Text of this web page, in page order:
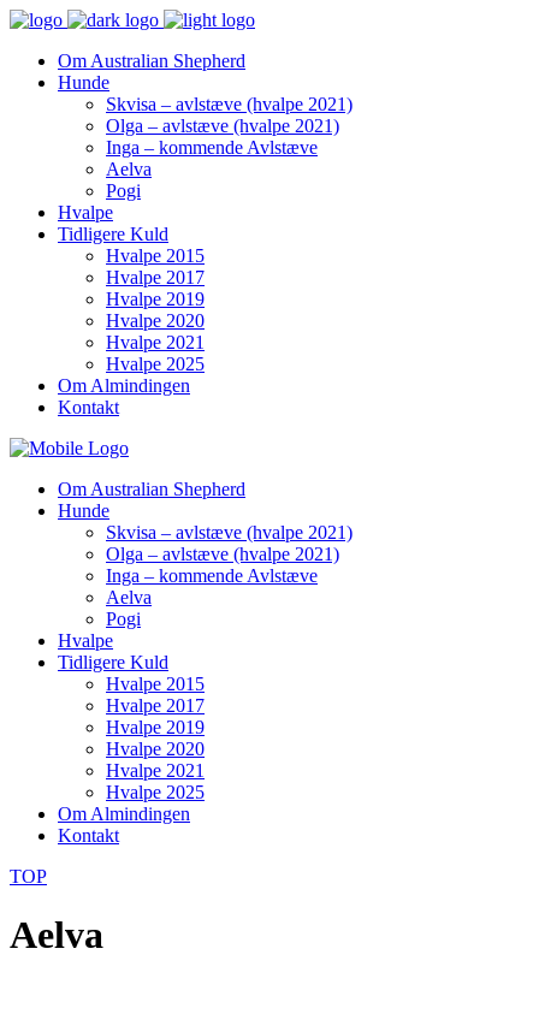
Om Australian Shepherd
Hunde
Skvisa – avlstæve (hvalpe 2021)
Olga – avlstæve (hvalpe 2021)
Inga – kommende Avlstæve
Aelva
Pogi
Hvalpe
Tidligere Kuld
Hvalpe 2015
Hvalpe 2017
Hvalpe 2019
Hvalpe 2020
Hvalpe 2021
Hvalpe 2025
Om Almindingen
Kontakt
Om Australian Shepherd
Hunde
Skvisa – avlstæve (hvalpe 2021)
Olga – avlstæve (hvalpe 2021)
Inga – kommende Avlstæve
Aelva
Pogi
Hvalpe
Tidligere Kuld
Hvalpe 2015
Hvalpe 2017
Hvalpe 2019
Hvalpe 2020
Hvalpe 2021
Hvalpe 2025
Om Almindingen
Kontakt
TOP
Aelva